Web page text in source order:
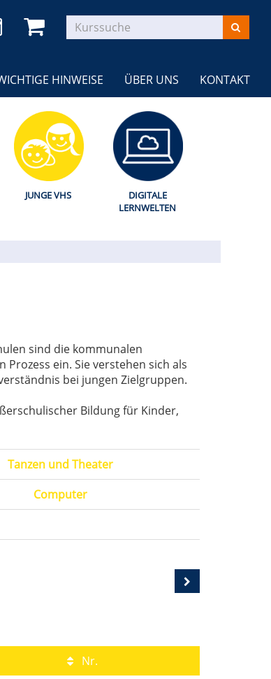
HINWEISE ÜBER UNS KONTAKT
JUNGE VHS
DIGITALE
LERNWELTEN
sind die kommunalen
ein. Sie verstehen sich als
bei jungen Zielgruppen.
Bildung für Kinder,
Tanzen und Theater
Computer
Nr.